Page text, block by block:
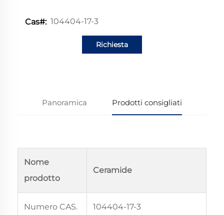
Cas#: 104404-17-3
Richiesta
Panoramica Prodotti consigliati
Nome
prodotto
Ceramide
Numero CAS. 104404-17-3